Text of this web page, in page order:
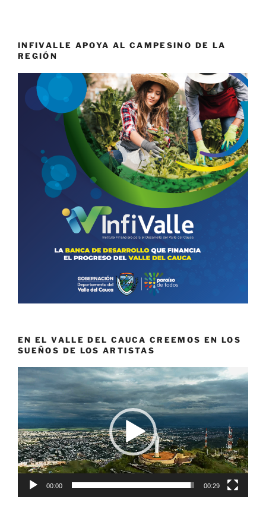
INFIVALLE APOYA AL CAMPESINO DE LA
REGIÓN
EN EL VALLE DEL CAUCA CREEMOS EN LOS
SUEÑOS DE LOS ARTISTAS
Reproductor
de
vídeo
00:00 00:29